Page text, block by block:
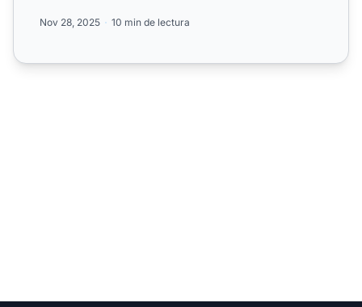
Nov 28, 2025 10 min de lectura